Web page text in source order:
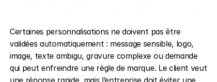
Certaines personnalisations ne doivent pas être
validées automatiquement : message sensible, logo,
image, texte ambigu, gravure complexe ou demande
qui peut enfreindre une règle de marque. Le client veut
une réponse rapide, mais l’entreprise doit éviter une